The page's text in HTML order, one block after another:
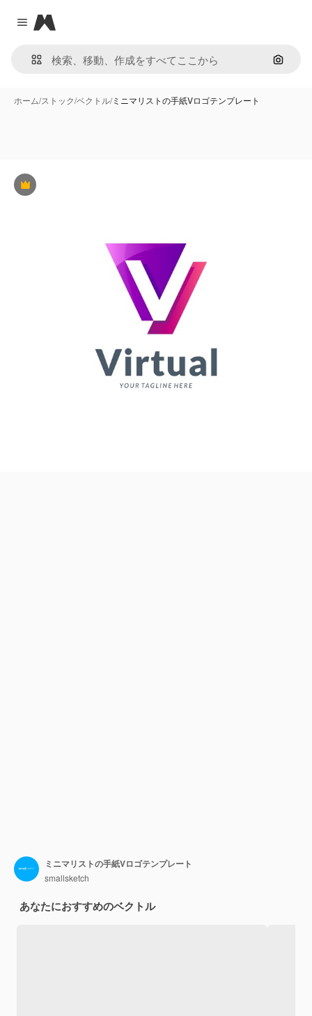
Close menu
Magnific
画像で
ホーム/ストック/ベクトル/ミニマリストの手紙Vロゴテンプレート
Premium
ミニマリストの手紙Vロゴテンプレート
smallsketch
あなたにおすすめのベクトル